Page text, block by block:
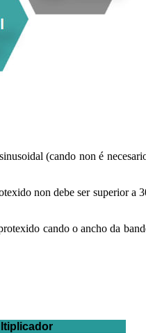
(cando non é
non debe ser superior a
cando o ancho da